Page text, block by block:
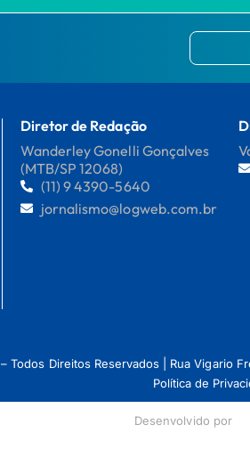
Diretor de Redação
Wanderley Gonelli Gonçalves
(MTB/SP 12068)
(11) 9 4390-5640
jornalismo@logweb.com.br
Todos Direitos Reservados | Rua Vigario
Política de
Desenvolvido por